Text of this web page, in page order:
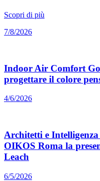
Scopri di più
7/8/2026
Indoor Air Comfort
progettare il colore
4/6/2026
Architetti e
OIKOS Roma la
Leach
6/5/2026